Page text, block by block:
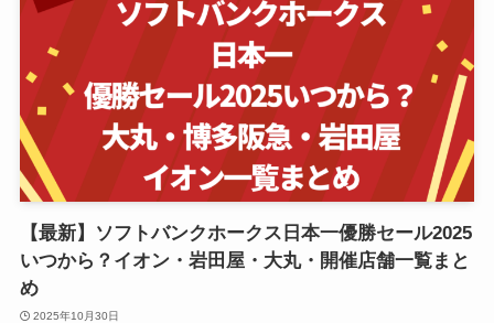
【最新】ソフトバンクホークス日本一優勝セール2025
いつから？イオン・岩田屋・大丸・開催店舗一覧まと
め
2025年10月30日